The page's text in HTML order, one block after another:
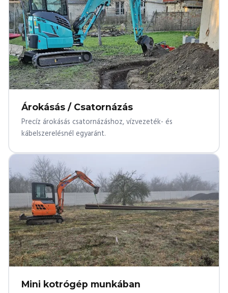
Árokásás / Csatornázás
Precíz árokásás csatornázáshoz, vízvezeték- és
kábelszerelésnél egyaránt.
Mini kotrógép munkában